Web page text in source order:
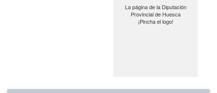
La página de la Diputación
Provincial de Huesca
¡Pincha el logo!